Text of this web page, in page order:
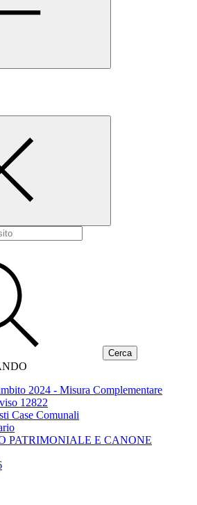
2024 - Misura Complementare
12822
Case Comunali
PATRIMONIALE E CANONE